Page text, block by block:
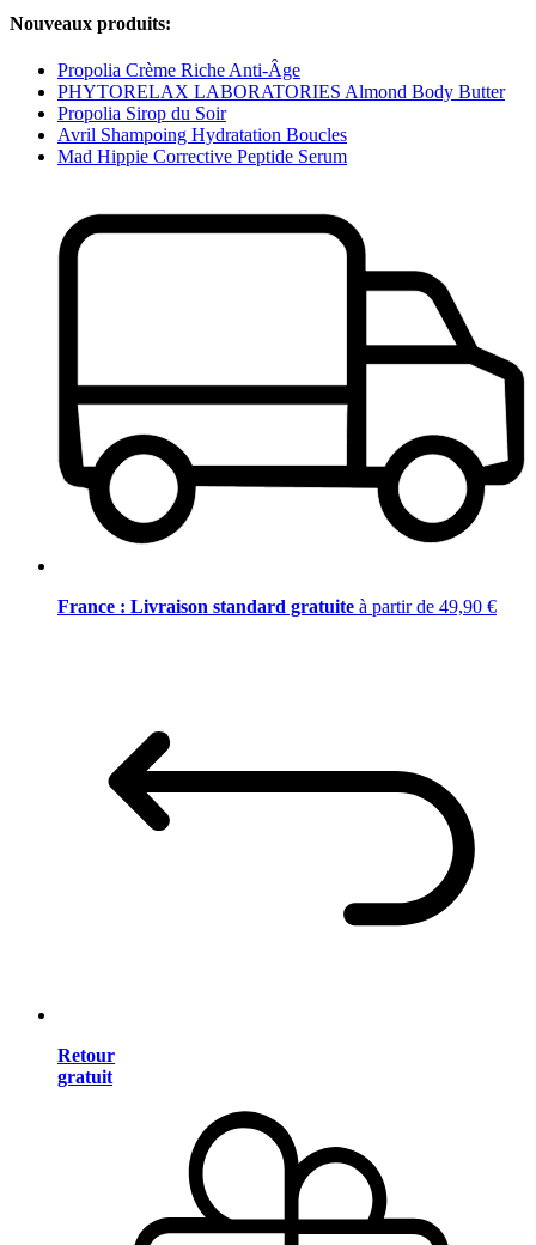
Nouveaux produits:
Propolia Crème Riche Anti-Âge
PHYTORELAX LABORATORIES Almond Body Butter
Propolia Sirop du Soir
Avril Shampoing Hydratation Boucles
Mad Hippie Corrective Peptide Serum
France : Livraison standard gratuite à partir de 49,90 €
Retour
gratuit